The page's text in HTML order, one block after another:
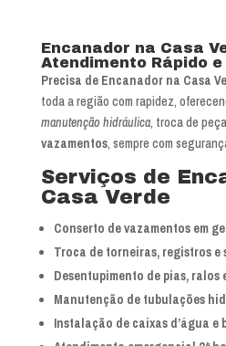
Encanador na Casa
Atendimento Rápido e
Precisa de Encanador na Casa
toda a região com rapidez,
manutenção hidráulica, troca de
vazamentos, sempre com
Serviços de
Casa Verde
Conserto de vazamentos em
Troca de torneiras, registros e
Desentupimento de pias, ralos
Manutenção de tubulações
Instalação de caixas d’água e